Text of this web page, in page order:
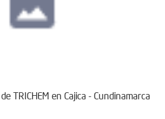
TRICHEM en Cajica - Cundinamarca